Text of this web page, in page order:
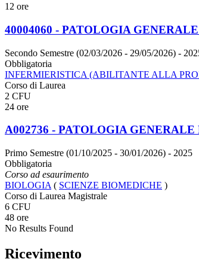
12 ore
40004060 - PATOLOGIA
Secondo Semestre (02/03/2026 - 29/05/2026) -
Obbligatoria
INFERMIERISTICA (ABILITANTE ALLA
Corso di Laurea
2 CFU
24 ore
A002736 - PATOLOGIA
Primo Semestre (01/10/2025 - 30/01/2026) - 2025
Obbligatoria
Corso ad esaurimento
BIOLOGIA ( SCIENZE BIOMEDICHE )
Corso di Laurea Magistrale
6 CFU
48 ore
No Results Found
Ricevimento